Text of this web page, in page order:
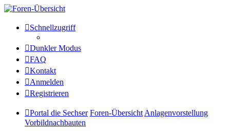
Die Sechser - Anlagenmeisterei
und Treffpunkt für
Eisenbahnverrückte
Anlagenmeisterei
Schnellzugriff
Dunkler Modus
FAQ
Kontakt
Anmelden
Registrieren
Portal die Sechser Foren-Übersicht Anlagenvorstellung
Vorbildnachbauten